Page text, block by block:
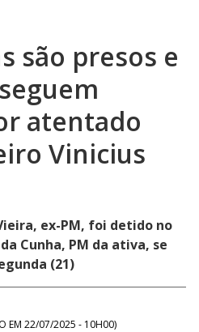
são presos e
atentado
Vinicius
ex-PM, foi detido no
Cunha, PM da ativa, se
(21)
EM 22/07/2025 - 10H00)